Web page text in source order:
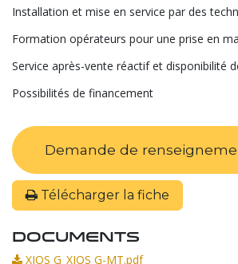
Installation et mise en service par des
Formation opérateurs pour une prise en
Service après-vente réactif et disponibilité
Possibilités de financement
Demande de
Télécharger la fiche
Documents
XIOS G_XIOS G-MT.pdf